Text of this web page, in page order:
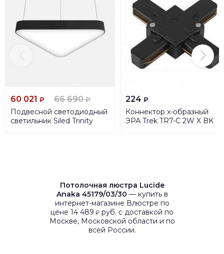
60 021 ₽ 66 690₽
Подвесной светодиодный
светильник Siled Trinity
224 ₽
Коннектор х-образный
ЭРА Trek TR7-C 2W X BK
Потолочная люстра Lucide
Anaka 45179/03/30 — купить в
интернет-магазине Влюстре по
цене 14 489 ₽ руб. с доставкой по
Москве, Московской области и по
всей России.